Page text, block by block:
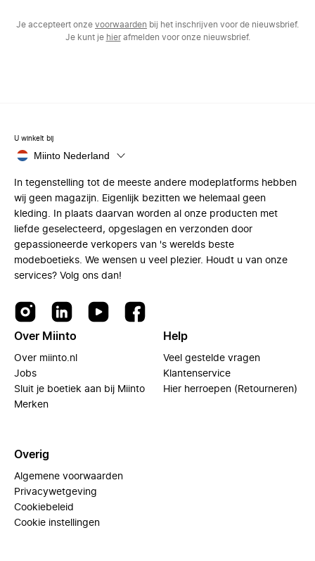
Je accepteert onze voorwaarden bij het inschrijven voor de nieuwsbrief.
Je kunt je hierafmelden voor onze nieuwsbrief.
U winkelt bij
Miinto Nederland
In tegenstelling tot de meeste andere modeplatforms hebben
wij geen magazijn. Eigenlijk bezitten we helemaal geen
kleding. In plaats daarvan worden al onze producten met
liefde geselecteerd, opgeslagen en verzonden door
gepassioneerde verkopers van 's werelds beste
modeboetieks. We wensen u veel plezier. Houdt u van onze
services? Volg ons dan!
Over Miinto
Over miinto.nl
Jobs
Sluit je boetiek aan bij Miinto
Merken
Help
Veel gestelde vragen
Klantenservice
Hier herroepen (Retourneren)
Overig
Algemene voorwaarden
Privacywetgeving
Cookiebeleid
Cookie instellingen